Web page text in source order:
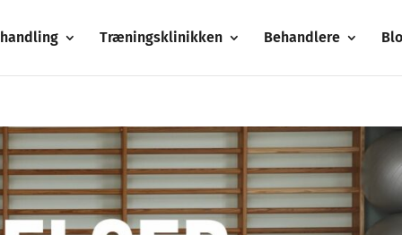
Træningsklinikken Behandlere